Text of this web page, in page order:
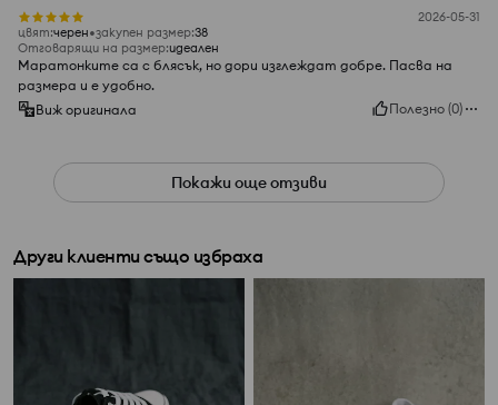
2026-05-31
цвят:черeн закупен размер:38
Отговарящи на размер:идеален
Маратонките са с блясък, но дори изглеждат добре. Пасва на
размера и е удобно.
Виж оригинала
Полезно (0)
Покажи още отзиви
Други клиенти също избраха